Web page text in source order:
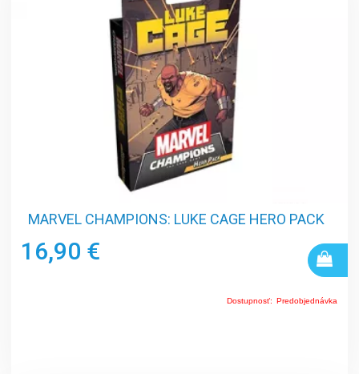
MARVEL CHAMPIONS: LUKE CAGE HERO PACK
16,90 €
Dostupnosť: Predobjednávka